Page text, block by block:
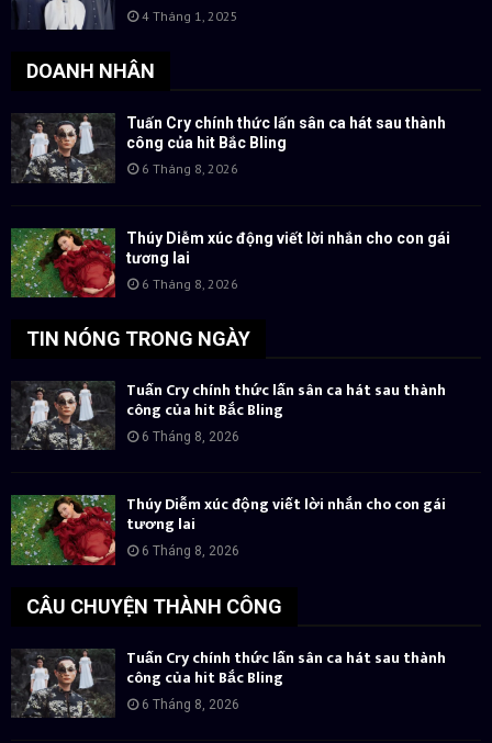
4 Tháng 1, 2025
DOANH NHÂN
Tuấn Cry chính thức lấn sân ca hát sau thành
công của hit Bắc Bling
6 Tháng 8, 2026
Thúy Diễm xúc động viết lời nhắn cho con gái
tương lai
6 Tháng 8, 2026
TIN NÓNG TRONG NGÀY
Tuấn Cry chính thức lấn sân ca hát sau thành
công của hit Bắc Bling
6 Tháng 8, 2026
Thúy Diễm xúc động viết lời nhắn cho con gái
tương lai
6 Tháng 8, 2026
CÂU CHUYỆN THÀNH CÔNG
Tuấn Cry chính thức lấn sân ca hát sau thành
công của hit Bắc Bling
6 Tháng 8, 2026